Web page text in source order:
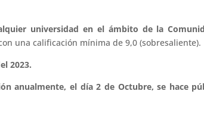
universidad en el ámbito de la
una calificación mínima de 9,0 (sobresaliente).
2023.
anualmente, el día 2 de Octubre, se hace